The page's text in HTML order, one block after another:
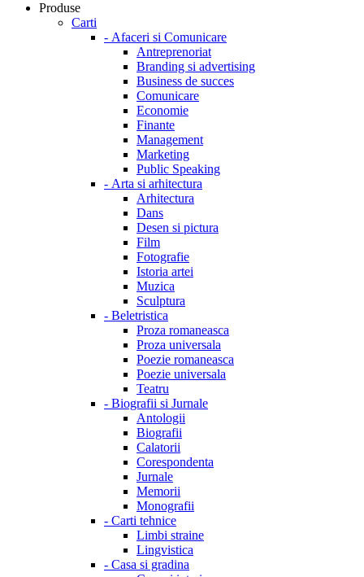
Produse
Carti
- Afaceri si Comunicare
Antreprenoriat
Branding si advertising
Business de succes
Comunicare
Economie
Finante
Management
Marketing
Public Speaking
- Arta si arhitectura
Arhitectura
Dans
Desen si pictura
Film
Fotografie
Istoria artei
Muzica
Sculptura
- Beletristica
Proza romaneasca
Proza universala
Poezie romaneasca
Poezie universala
Teatru
- Biografii si Jurnale
Antologii
Biografii
Calatorii
Corespondenta
Jurnale
Memorii
Monografii
- Carti tehnice
Limbi straine
Lingvistica
- Casa si gradina